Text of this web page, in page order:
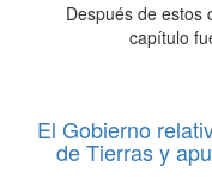
Después de estos
capítulo
El Gobierno
de Tierras y